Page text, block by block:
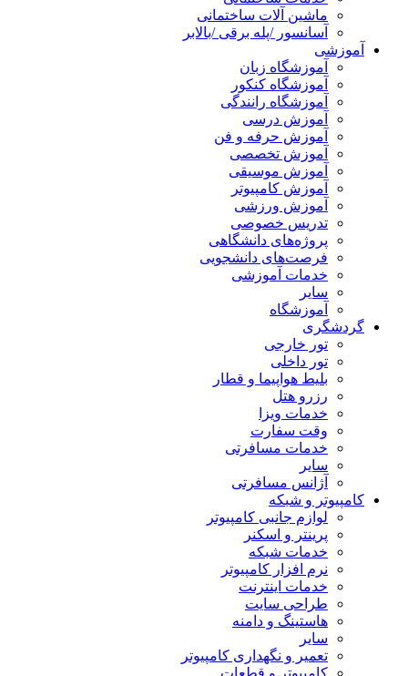
ماشین آلات ساختمانی
آسانسور /پله برقی /بالابر
آموزشی
آموزشگاه زبان
آموزشگاه کنکور
آموزشگاه رانندگی
آموزش درسی
آموزش حرفه و فن
آموزش تخصصی
آموزش موسیقی
آموزش کامپیوتر
آموزش ورزشی
تدریس خصوصی
پروژه‌های دانشگاهی
فرصت‌های دانشجویی
خدمات آموزشی
سایر
آموزشگاه
گردشگری
تور خارجی
تور داخلی
بلیط هواپیما و قطار
رزرو هتل
خدمات ویزا
وقت سفارت
خدمات مسافرتی
سایر
آژانس مسافرتی
کامپیوتر و شبکه
لوازم جانبی کامپیوتر
پرینتر و اسکنر
خدمات شبکه
نرم افزار کامپیوتر
خدمات اینترنت
طراحی سایت
هاستینگ و دامنه
سایر
تعمیر و نگهداری کامپیوتر